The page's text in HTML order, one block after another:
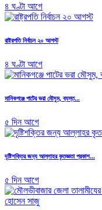
৪ ঘণ্টা আগে
রাষ্ট্রপতি নির্বাচন ২০ আগস্ট
৪ ঘণ্টা আগে
মানিকগঞ্জে পাটের ভরা মৌসুম, ব্যস্ত...
৫ দিন আগে
দৃষ্টিশক্তির জন্য আল্লাহর কৃতজ্ঞতা প্রকাশ...
৫ দিন আগে